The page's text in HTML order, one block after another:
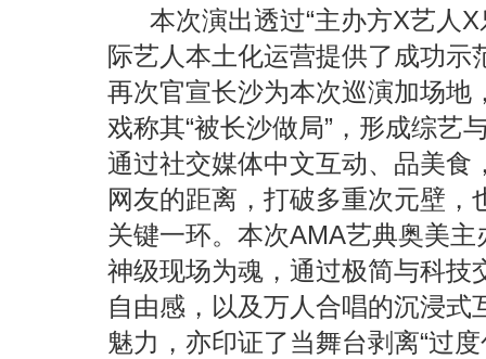
本次演出透过“主办方X艺人
际艺人本土化运营提供了成功
再次官宣长沙为本次巡演加场地
戏称其“被长沙做局”，形成综艺
通过社交媒体中文互动、品美食
网友的距离，打破多重次元壁
关键一环。本次AMA艺典奥美主
神级现场为魂，通过极简与科技
自由感，以及万人合唱的沉浸式
魅力 ，亦印证了当舞台剥离“过